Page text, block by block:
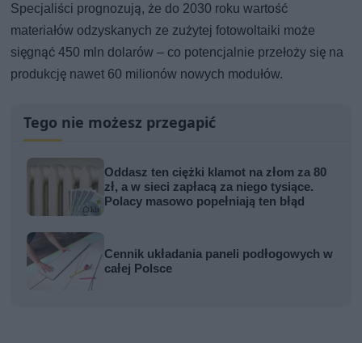
Specjaliści prognozują, że do 2030 roku wartość
materiałów odzyskanych ze zużytej fotowoltaiki może
sięgnąć 450 mln dolarów – co potencjalnie przełoży się na
produkcję nawet 60 milionów nowych modułów.
Tego nie możesz przegapić
Oddasz ten ciężki klamot na złom za 80
zł, a w sieci zapłacą za niego tysiące.
Polacy masowo popełniają ten błąd
Cennik układania paneli podłogowych w
całej Polsce